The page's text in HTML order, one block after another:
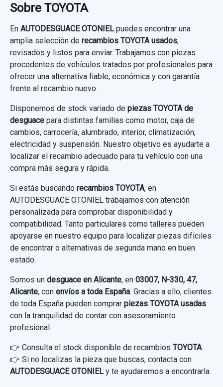
Sobre TOYOTA
En AUTODESGUACE OTONIELpuedes encontrar una
amplia selección de recambios TOYOTA usados,
revisados y listos para enviar. Trabajamos con piezas
procedentes de vehículos tratados por profesionales para
ofrecer una alternativa fiable, económica y con garantía
frente al recambio nuevo.
Disponemos de stock variado de piezas TOYOTA de
desguace para distintas familias como motor, caja de
cambios, carrocería, alumbrado, interior, climatización,
electricidad y suspensión. Nuestro objetivo es ayudarte a
localizar el recambio adecuado para tu vehículo con una
compra más segura y rápida.
Si estás buscando recambios TOYOTA, en
AUTODESGUACE OTONIEL trabajamos con atención
personalizada para comprobar disponibilidad y
compatibilidad. Tanto particulares como talleres pueden
apoyarse en nuestro equipo para localizar piezas difíciles
de encontrar o alternativas de segunda mano en buen
estado.
Somos un desguace en Alicante, en 03007, N-330, 47,
Alicante, con envíos a toda España. Gracias a ello, clientes
de toda España pueden comprar piezas TOYOTA usadas
con la tranquilidad de contar con asesoramiento
profesional.
👉 Consulta el stock disponible de recambios TOYOTA.
👉 Si no localizas la pieza que buscas, contacta con
AUTODESGUACE OTONIELy te ayudaremos a encontrarla.